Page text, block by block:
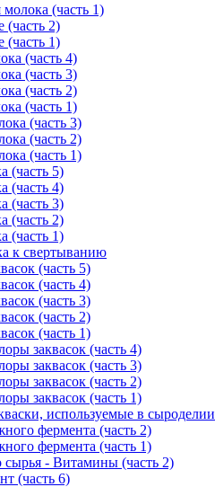
(часть 1)
(часть 2)
(часть 1)
(часть 4)
(часть 3)
(часть 2)
(часть 1)
(часть 3)
(часть 2)
(часть 1)
(часть 5)
(часть 4)
(часть 3)
(часть 2)
(часть 1)
к свертыванию
(часть 5)
(часть 4)
(часть 3)
(часть 2)
(часть 1)
заквасок (часть 4)
заквасок (часть 3)
заквасок (часть 2)
заквасок (часть 1)
используемые в сыроделии
фермента (часть 2)
фермента (часть 1)
сырья - Витамины (часть 2)
(часть 6)